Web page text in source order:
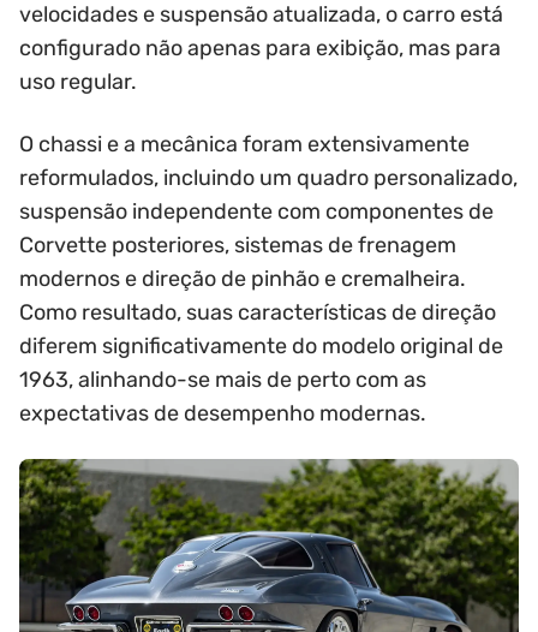
velocidades e suspensão atualizada, o carro está
configurado não apenas para exibição, mas para
uso regular.
O chassi e a mecânica foram extensivamente
reformulados, incluindo um quadro personalizado,
suspensão independente com componentes de
Corvette posteriores, sistemas de frenagem
modernos e direção de pinhão e cremalheira.
Como resultado, suas características de direção
diferem significativamente do modelo original de
1963, alinhando-se mais de perto com as
expectativas de desempenho modernas.